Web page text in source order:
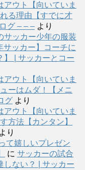
アウト【向いていま
る理由【すでに才
グ – – – より
サッカー少年の服装
サッカー】コーチに
】 | サッカーとコー
アウト【向いていま
ーはムダ！【メニ
グ より
アウト【向いていま
方法【カンタン】
より
て嬉しいプレゼン
に サッカーの試合
しない？ | サッカー